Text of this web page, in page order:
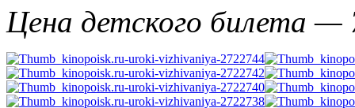
Цена детского билета —